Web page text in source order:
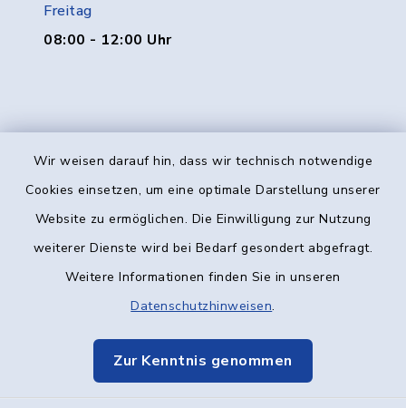
Wir weisen darauf hin, dass wir technisch notwendige
Cookies einsetzen, um eine optimale Darstellung unserer
Website zu ermöglichen. Die Einwilligung zur Nutzung
weiterer Dienste wird bei Bedarf gesondert abgefragt.
Weitere Informationen finden Sie in unseren
Datenschutzhinweisen.
Zur Kenntnis genommen
Freitag
08:00 - 12:00 Uhr
Kontakt
Datenschutz
Elektronische Kommunikation